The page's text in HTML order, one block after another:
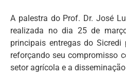
A palestra do Prof. Dr. José
realizada no dia 25 de
principais entregas do
reforçando seu compromisso
setor agrícola e a